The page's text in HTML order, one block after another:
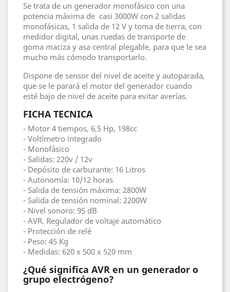
Se trata de un generador monofásico con una
potencia máxima de casi 3000W con 2 salidas
monofásicas, 1 salida de 12 V y toma de tierra, con
medidor digital, unas ruedas de transporte de
goma maciza y asa central plegable, para que le sea
mucho más cómodo transportarlo.
Dispone de sensor del nivel de aceite y autoparada,
que se le parará el motor del generador cuando
esté bajo de nivel de aceite para evitar averías.
FICHA TECNICA
- Motor 4 tiempos, 6,5 Hp, 198cc
- Voltímetro integrado
- Monofásico
- Salidas: 220v / 12v
- Depósito de carburante: 16 Litros
- Autonomía: 10/12 horas
- Salida de tensión máxima: 2800W
- Salida de tensión nominal: 2200W
- Nivel sonoro: 95 dB
- AVR. Regulador de voltaje automático
- Protección de relé
- Peso: 45 Kg
- Medidas: 620 x 500 x 520 mm
¿Qué significa AVR en un generador o
grupo electrógeno?